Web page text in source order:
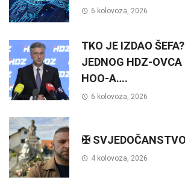
6 kolovoza, 2026
TKO JE IZDAO
JEDNOG HDZ-OVCA
HOO-A….
6 kolovoza, 2026
✠
4 kolovoza, 2026